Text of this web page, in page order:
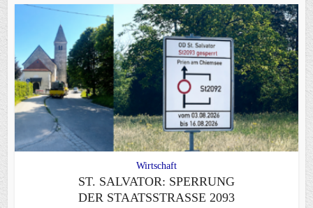
Wirtschaft
ST. SALVATOR: SPERRUNG
DER STAATSSTRASSE 2093